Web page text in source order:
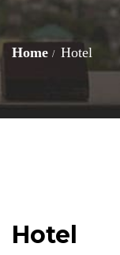
Home Hotel
Hotel